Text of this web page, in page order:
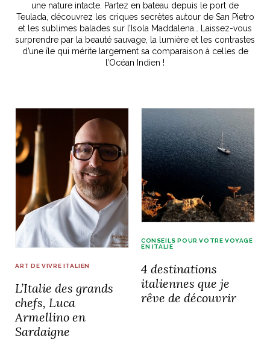
LIRE
joie de vivre
LE DÉCOR ITALIEN
Lucia
ARTISANAT ITALIEN
Les cuirs de
Toscane
ET FUGUEUSES
AND I
journal
bord
WEBSERIE
Dolce Follia
une nature intacte. Partez en bateau depuis le port de
Teulada, découvrez les criques secrètes autour de San Pietro
et les sublimes balades sur l’Isola Maddalena… Laissez-vous
surprendre par la beauté sauvage, la lumière et les contrastes
d’une île qui mérite largement sa comparaison à celles de
l’Océan Indien !
ART DE VIVRE ITALIEN
L’Italie des grands
chefs, Luca
Armellino en
Sardaigne
CONSEILS POUR VOTRE VOYAGE
EN ITALIE
4 destinations
italiennes que je
rêve de découvrir